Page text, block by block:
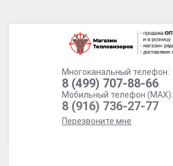
Многоканальный телефон:
8 (499) 707-88-66
Мобильный телефон (MAX):
8 (916) 736-27-77
Перезвоните мне